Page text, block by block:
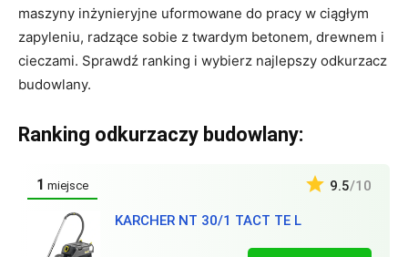
maszyny inżynieryjne uformowane do pracy w ciągłym
zapyleniu, radzące sobie z twardym betonem, drewnem i
cieczami. Sprawdź ranking i wybierz najlepszy odkurzacz
budowlany.
Ranking odkurzaczy budowlany:
1 miejsce
KARCHER NT 30/1 TACT TE L
9.5/10